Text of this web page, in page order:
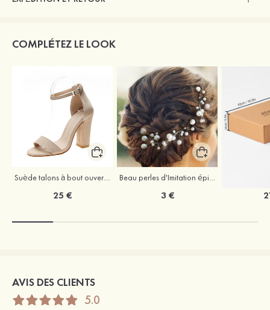
COMPLÉTEZ LE LOOK
Suède talons à bout ouvert sandales talon bottier chaussures pour les soirées
25 €
Beau perles d'Imitation épingles à cheveux coiffe
3 €
AVIS DES CLIENTS
5.0